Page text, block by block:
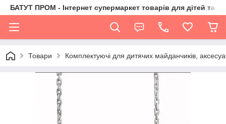
БАТУТ ПРОМ - Інтернет супермаркет товарів для дітей та їх
Товари Комплектуючі для дитячих майданчиків,